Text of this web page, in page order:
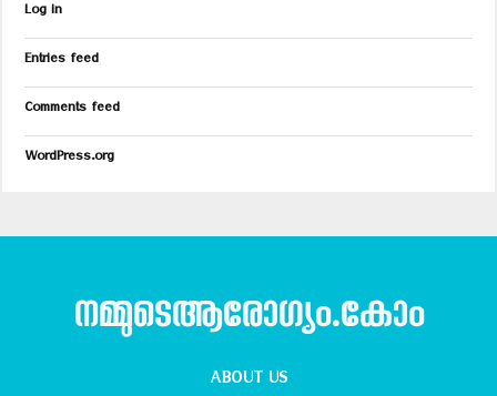
Log in
Entries feed
Comments feed
WordPress.org
നമ്മുടെആരോഗ്യം.കോം
ABOUT US